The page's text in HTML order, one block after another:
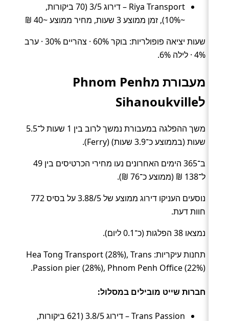
Riya Transport – דירוג 3/5 (70 ביקורות,
~10%), זמן ממוצע 3 שעות, מחיר ממוצע ~40 ₪
שעות יציאה פופולריות: בוקר 60% · צהריים 30% · ערב
4% · לילה 6%.
מעבורת מPhnom Penh
לSihanoukville
משך ההפלגה במעבורת נמשך לרוב בין 1 שעות ל־5.5
שעות (בממוצע כ־3.9 שעות) (Ferry).
ב־365 הימים האחרונים נעו מחירי הכרטיסים בין 49
ל־138 ₪ (ממוצע כ־76 ₪).
נוסעים העניקו דירוג ממוצע של 3.88/5 על בסיס 772
חוות דעת.
נמצאו 38 הפלגות (כ־0.1 ליום).
תחנות עיקריות: Hea Tong Transport (28%), Trans
Passion pier (28%), Phnom Penh Office (22%).
חברות שייט מובילים במסלול:
Trans Passion – דירוג 3.8/5 (621 ביקורות,